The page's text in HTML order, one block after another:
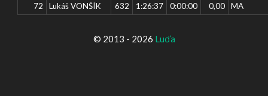
72
Lukáš VONŠÍK 632 1:26:37 0:00:00 0,00 MA
© 2013 - 2026 Luďa